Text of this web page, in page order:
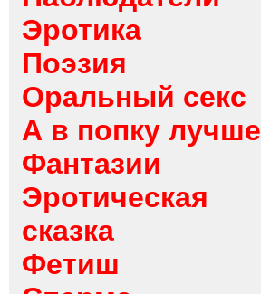
Эротика
Поэзия
Оральный секс
А в попку лучше
Фантазии
Эротическая
сказка
Фетиш